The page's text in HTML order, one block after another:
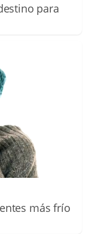
para
más frío